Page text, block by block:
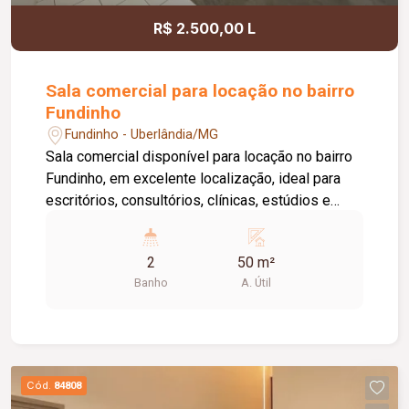
R$ 2.500,00 L
Sala comercial para locação no bairro
Fundinho
Fundinho - Uberlândia/MG
Sala comercial disponível para locação no bairro
Fundinho, em excelente localização, ideal para
escritórios, consultórios, clínicas, estúdios e
aproximadamente 50 m², forro em gesso, copa,
ponto de água, interfone e acesso por senha,
oferecendo praticidade e funcionalidade para o
banheiros feminino e masculino com
acessibilidade, controle de acesso facial, água
2
Banho
50 m²
A. Útil
Cód. 84808